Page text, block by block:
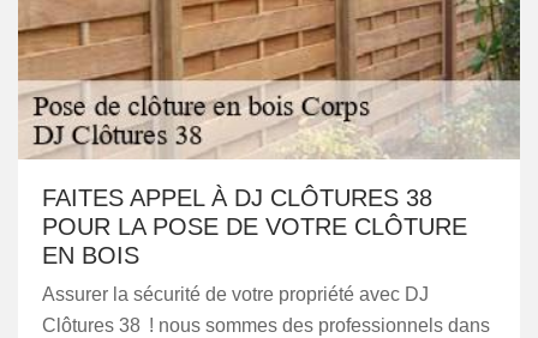
FAITES APPEL À DJ CLÔTURES 38
POUR LA POSE DE VOTRE CLÔTURE
EN BOIS
Assurer la sécurité de votre propriété avec DJ
Clôtures 38 ! nous sommes des professionnels dans